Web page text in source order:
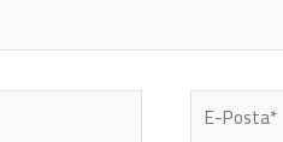
E-
Posta*